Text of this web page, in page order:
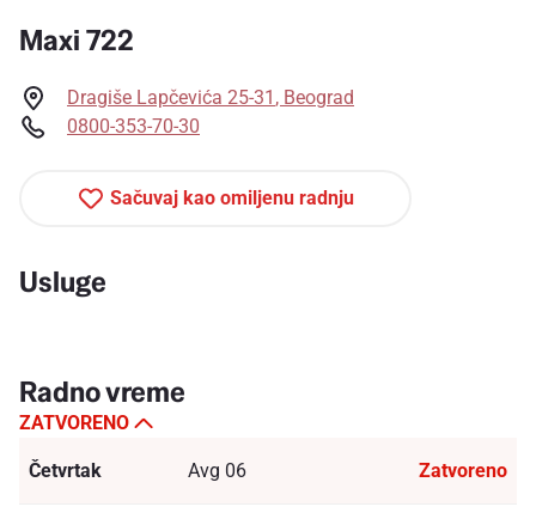
Sačuvaj kao omiljenu radnju
Maxi 722
Dragiše Lapčevića 25-31 , Beograd
0800-353-70-30
Usluge
Radno vreme
ZATVORENO
Četvrtak Avg 06 Zatvoreno